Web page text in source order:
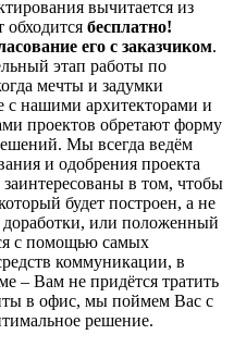
вычитается из
обходится бесплатно!
его с заказчиком.
этап работы по
мечты и задумки
с нашими архитекторами и
проектов обретают форму
Мы всегда ведём
и одобрения проекта
в том, чтобы
будет построен, а не
или положенный
с помощью самых
коммуникации, в
– Вам не придётся тратить
в офис, мы поймем Вас с
решение.